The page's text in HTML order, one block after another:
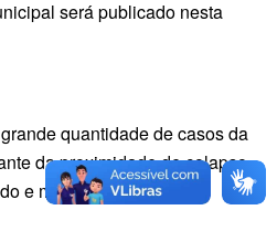
será publicado nesta
quantidade de casos da
da proximidade de colapso
e municípios.